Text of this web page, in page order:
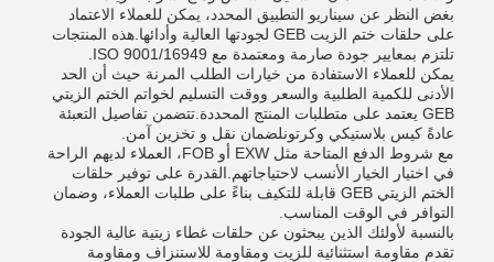
بغض النظر عن سيناريو التطبيق المحدد، يمكن للعملاء الاعتماد
على حلقات ختم الزيت GEB لجودتها العالية وأدائها.هذه المنتجات
تلتزم بمعايير جودة صارمة ومعتمدة مع ISO 9001/16949.
يمكن للعملاء الاستفادة من خيارات الطلب المرنة حيث أن الحد
الأدنى للكمية الطلبية والسعر ووقت التسليم لخواتم الختم الزيتي
GEB يعتمد على متطلبات المنتج المحددة.تتضمن تفاصيل التعبئة
عادةً كيس بلاستيكي وكرتونلضمان نقل و تخزين آمن.
مع شروط الدفع المتاحة مثل EXW أو FOB، العملاء لديهم الراحة
في اختيار الخيار الأنسب لاحتياجاتهم.القدرة على توفير حلقات
الختم الزيتي GEB قابلة للتكيف بناءً على طلبات العملاء، وضمان
التوافر في الوقت المناسب.
بالنسبة لأولئك الذين يبحثون عن حلقات غطاء زيتية عالية الجودة
تقدم مقاومة استثنائية للزيت ومقاومة للاستنزاف ومقاومة